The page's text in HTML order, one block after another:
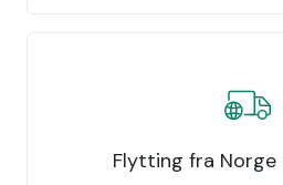
Flytting fra